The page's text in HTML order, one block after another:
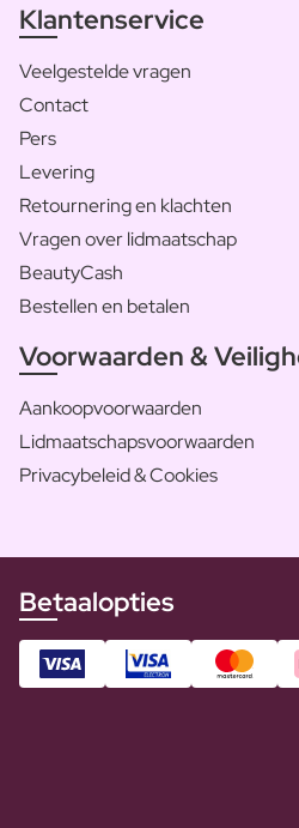
Klantenservice
Veelgestelde vragen
Contact
Pers
Levering
Retournering en klachten
Vragen over lidmaatschap
BeautyCash
Bestellen en betalen
Voorwaarden &
Aankoopvoorwaarden
Lidmaatschapsvoorwaarden
Privacybeleid & Cookies
Betaalopties